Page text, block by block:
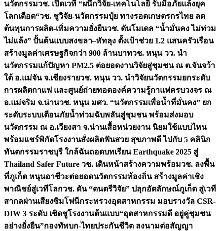
นวัตกรรมวช. เปิดเวที “ผนึกวิจัย-เทคโนโลยี รับมือภัยแล้งยุค
โลกเดือด“วช. ชูวิจัย-นวัตกรรมปุ๋ย ทางรอดเกษตรกรไทย ลด
ต้นทุนการผลิต-เพิ่มความยั่งยืนวช. ดันโมเดล “น้ำมั่นคง ไม่ท่วม
ไม่แล้ง” ปั้นต้นแบบสงขลา–พัทลุง ตั้งเป้าช่วย 1.2 แสนครัวเรือน
สร้างมูลค่าเศรษฐกิจกว่า 900 ล้านบาทวช. หนุน วว. นำ
นวัตกรรมแก้ปัญหา PM2.5 ต่อยอดงานวิจัยสู่ชุมชน ณ ต.จันจว้า
ใต้ อ.แม่จัน จ.เชียงรายวช. หนุน วว. นำวิจัยนวัตกรรมยกระดับ
การผลิตกาแฟ และศูนย์ถ่ายทอดองค์ความรู้กาแฟครบวงจร ณ
อ.แม่จริม จ.น่านวช. หนุน มศว. “นวัตกรรมเพื่อน้ำที่มั่นคง” ยก
ระดับระบบเตือนภัยน้ำท่วมฉับพลันสู่ชุมชน พร้อมส่งมอบ
นวัตกรรม ณ อ.เวียงสา จ.น่านเสื้อหน่วยงาน นิยมใช้แบบไหน
พร้อมแชร์พิกัดโรงงานสั่งผลิตฟันสวย สุขภาพดี ไปกับ 5 คลินิก
ทันตกรรมราชบุรี ใกล้ฉันถอดบทเรียน Earthquake 2025 สู่
Thailand Safer Future วช. เดินหน้าสร้างความพร้อมวช. ลงพื้น
ที่ภูเก็ต หนุนอาชีวะต่อยอดนวัตกรรมท้องถิ่น สร้างมูลค่าเชิง
พาณิชย์สู่เวทีโลกวช. ดัน “ดนตรีวิจัย” ปลุกอัตลักษณ์ภูเก็ต สู่เวที
สากลผ่านเสียงซิมโฟนีกระทรวงอุตสาหกรรม มอบรางวัล CSR-
DIW 3 ระดับ เชิดชูโรงงานต้นแบบ“อุตสาหกรรมดี อยู่คู่ชุมชน
อย่างยั่งยืน”กองทัพบก-ไทยประกันชีวิต ลงนามต่อสัญญา